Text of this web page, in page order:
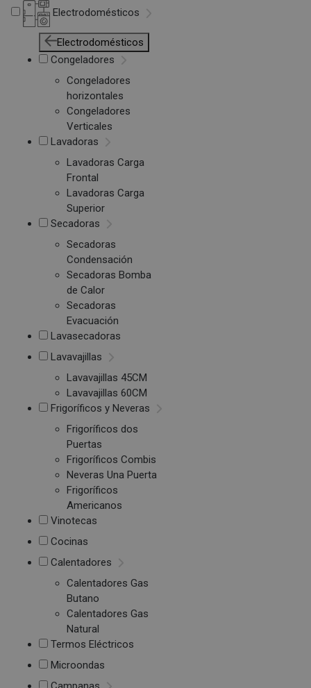
Electrodomésticos
Electrodomésticos
Congeladores
Congeladores
horizontales
Congeladores
Verticales
Lavadoras
Lavadoras Carga
Frontal
Lavadoras Carga
Superior
Secadoras
Secadoras
Condensación
Secadoras Bomba
de Calor
Secadoras
Evacuación
Lavasecadoras
Lavavajillas
Lavavajillas 45CM
Lavavajillas 60CM
Frigoríficos y Neveras
Frigoríficos dos
Puertas
Frigoríficos Combis
Neveras Una Puerta
Frigoríficos
Americanos
Vinotecas
Cocinas
Calentadores
Calentadores Gas
Butano
Calentadores Gas
Natural
Termos Eléctricos
Microondas